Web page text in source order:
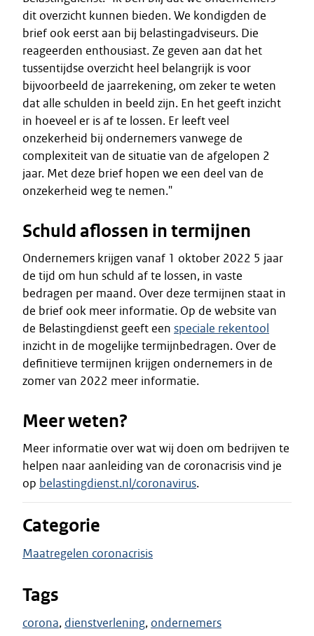
dit overzicht kunnen bieden. We kondigden de
brief ook eerst aan bij belastingadviseurs. Die
reageerden enthousiast. Ze geven aan dat het
tussentijdse overzicht heel belangrijk is voor
bijvoorbeeld de jaarrekening, om zeker te weten
dat alle schulden in beeld zijn. En het geeft inzicht
in hoeveel er is af te lossen. Er leeft veel
onzekerheid bij ondernemers vanwege de
complexiteit van de situatie van de afgelopen 2
jaar. Met deze brief hopen we een deel van de
onzekerheid weg te nemen."
Schuld aflossen in termijnen
Ondernemers krijgen vanaf 1 oktober 2022 5 jaar
de tijd om hun schuld af te lossen, in vaste
bedragen per maand. Over deze termijnen staat in
de brief ook meer informatie. Op de website van
de Belastingdienst geeft een speciale rekentool
inzicht in de mogelijke termijnbedragen. Over de
definitieve termijnen krijgen ondernemers in de
zomer van 2022 meer informatie.
Meer weten?
Meer informatie over wat wij doen om bedrijven te
helpen naar aanleiding van de coronacrisis vind je
op belastingdienst.nl/coronavirus.
Categorie
Maatregelen coronacrisis
Tags
corona dienstverlening ondernemers